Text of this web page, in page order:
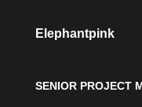
Elephantpink
SENIOR PROJECT